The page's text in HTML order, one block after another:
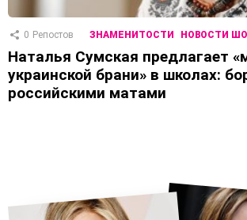
0 Репостов ЗНАМЕНИТОСТИ НОВОСТИ
Наталья Сумская предлагает
украинской брани» в школах:
российскими матами